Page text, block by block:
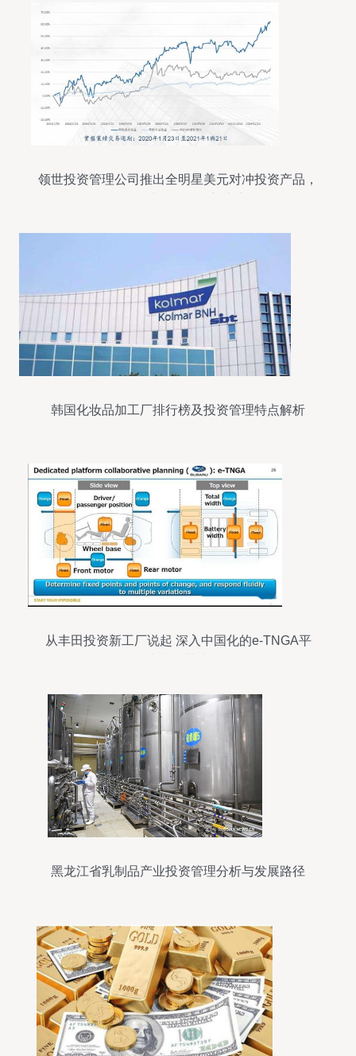
领世投资管理公司推出全明星美元对冲投资产品，
韩国化妆品加工厂排行榜及投资管理特点解析
从丰田投资新工厂说起 深入中国化的e-TNGA平
黑龙江省乳制品产业投资管理分析与发展路径